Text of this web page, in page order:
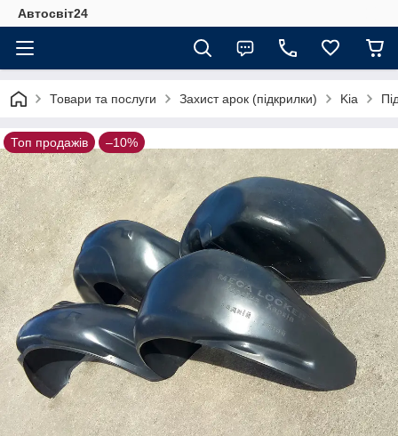
Автосвіт24
Товари та послуги Захист арок (підкрилки) Kia
Топ продажів –10%